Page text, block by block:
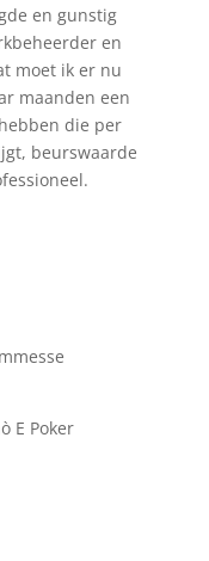
en gunstig
en
moet ik er nu
maanden een
die per
beurswaarde
E Poker